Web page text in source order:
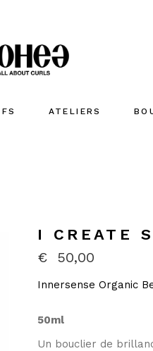
ATELIERS
I CREATE
€ 50,00
Innersense Organic
50ml
Un bouclier de